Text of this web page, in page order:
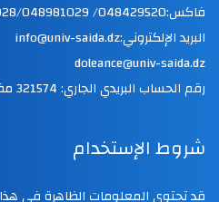
فاكس:048429520/ 048981028/048981029
البريد الإلكتروني:info@univ-saida.dz
doleance@univ-saida.dz
رقم الحساب البريدي الجاري: 321574 مفتاح 31
شروط الإستخدام
قد تحتوي المعلومات الظاهرة في